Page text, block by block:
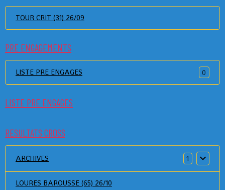
TOUR CRIT (31) 26/09
PRE ENGAGEMENTS
LISTE PRE ENGAGES 0
LISTE PRE ENGAGES
RESULTATS CROSS
ARCHIVES 1
LOURES BAROUSSE (65) 26/10